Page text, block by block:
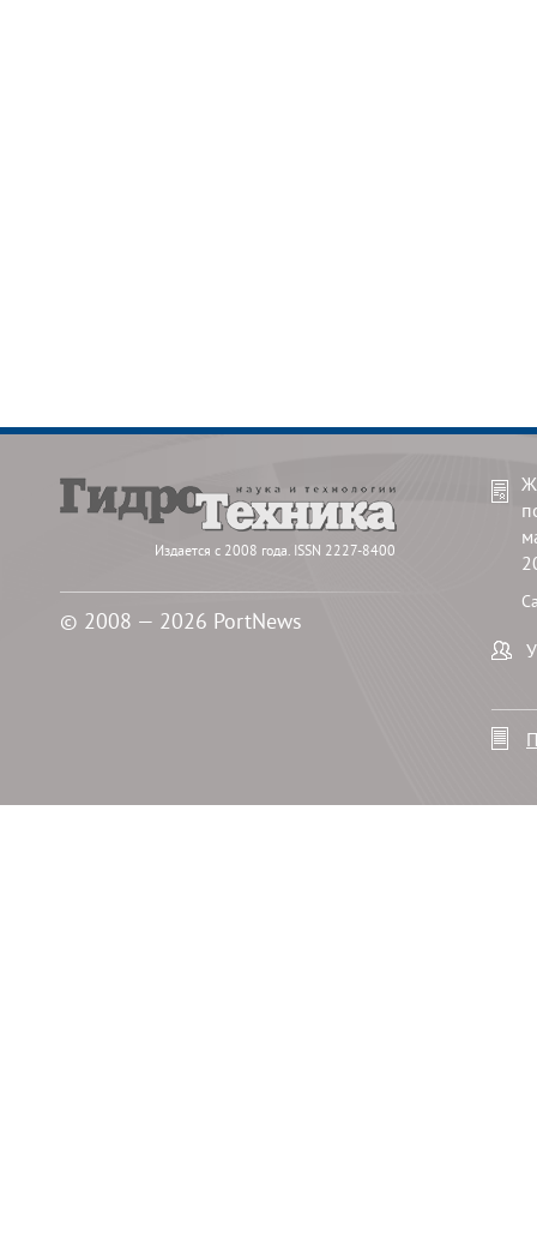
Издается с 2008 года. ISSN 2227-8400
© 2008 — 2026 PortNews